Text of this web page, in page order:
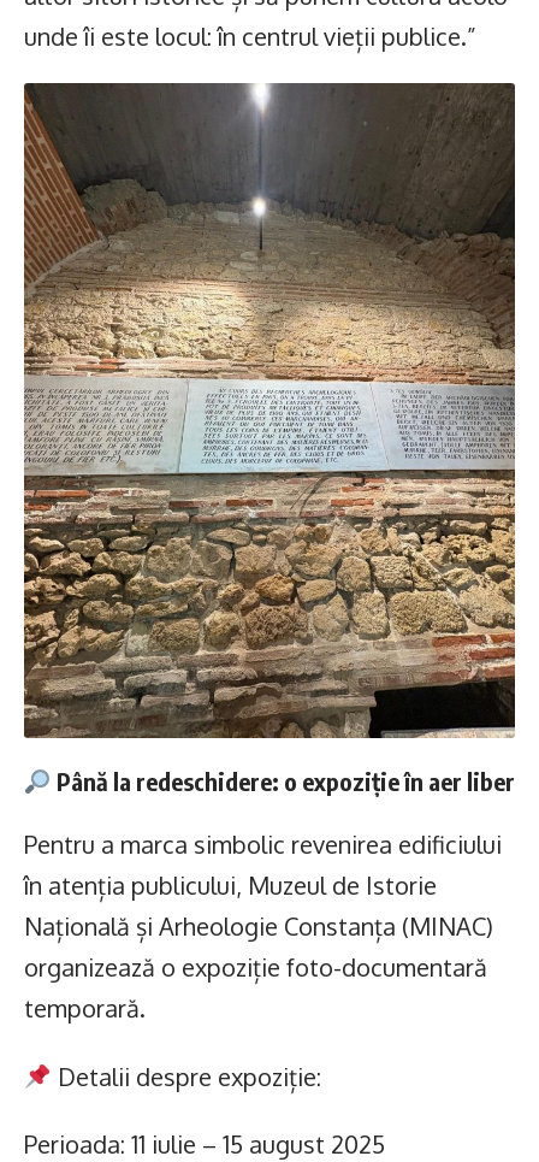
unde îi este locul: în centrul vieții publice.”
Până la redeschidere: o expoziție în aer liber
Pentru a marca simbolic revenirea edificiului
în atenția publicului, Muzeul de Istorie
Națională și Arheologie Constanța (MINAC)
organizează o expoziție foto-documentară
temporară.
Detalii despre expoziție:
Perioada: 11 iulie – 15 august 2025